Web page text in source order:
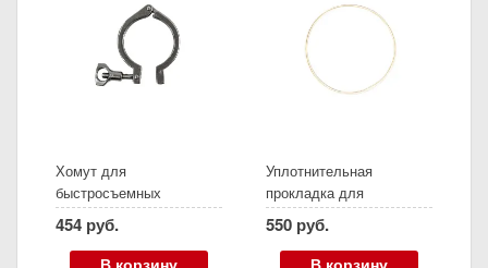
Хомут для
быстросъемных
соединений КЛАМП 2,0"
454 руб.
В корзину
Уплотнительная
прокладка для
универсального куба 12
л (ВЕЙН 4)
550 руб.
В корзину